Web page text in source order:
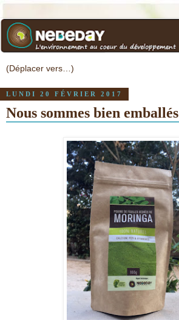
LUNDI 20 FÉVRIER 2017
Nous sommes bien emballés